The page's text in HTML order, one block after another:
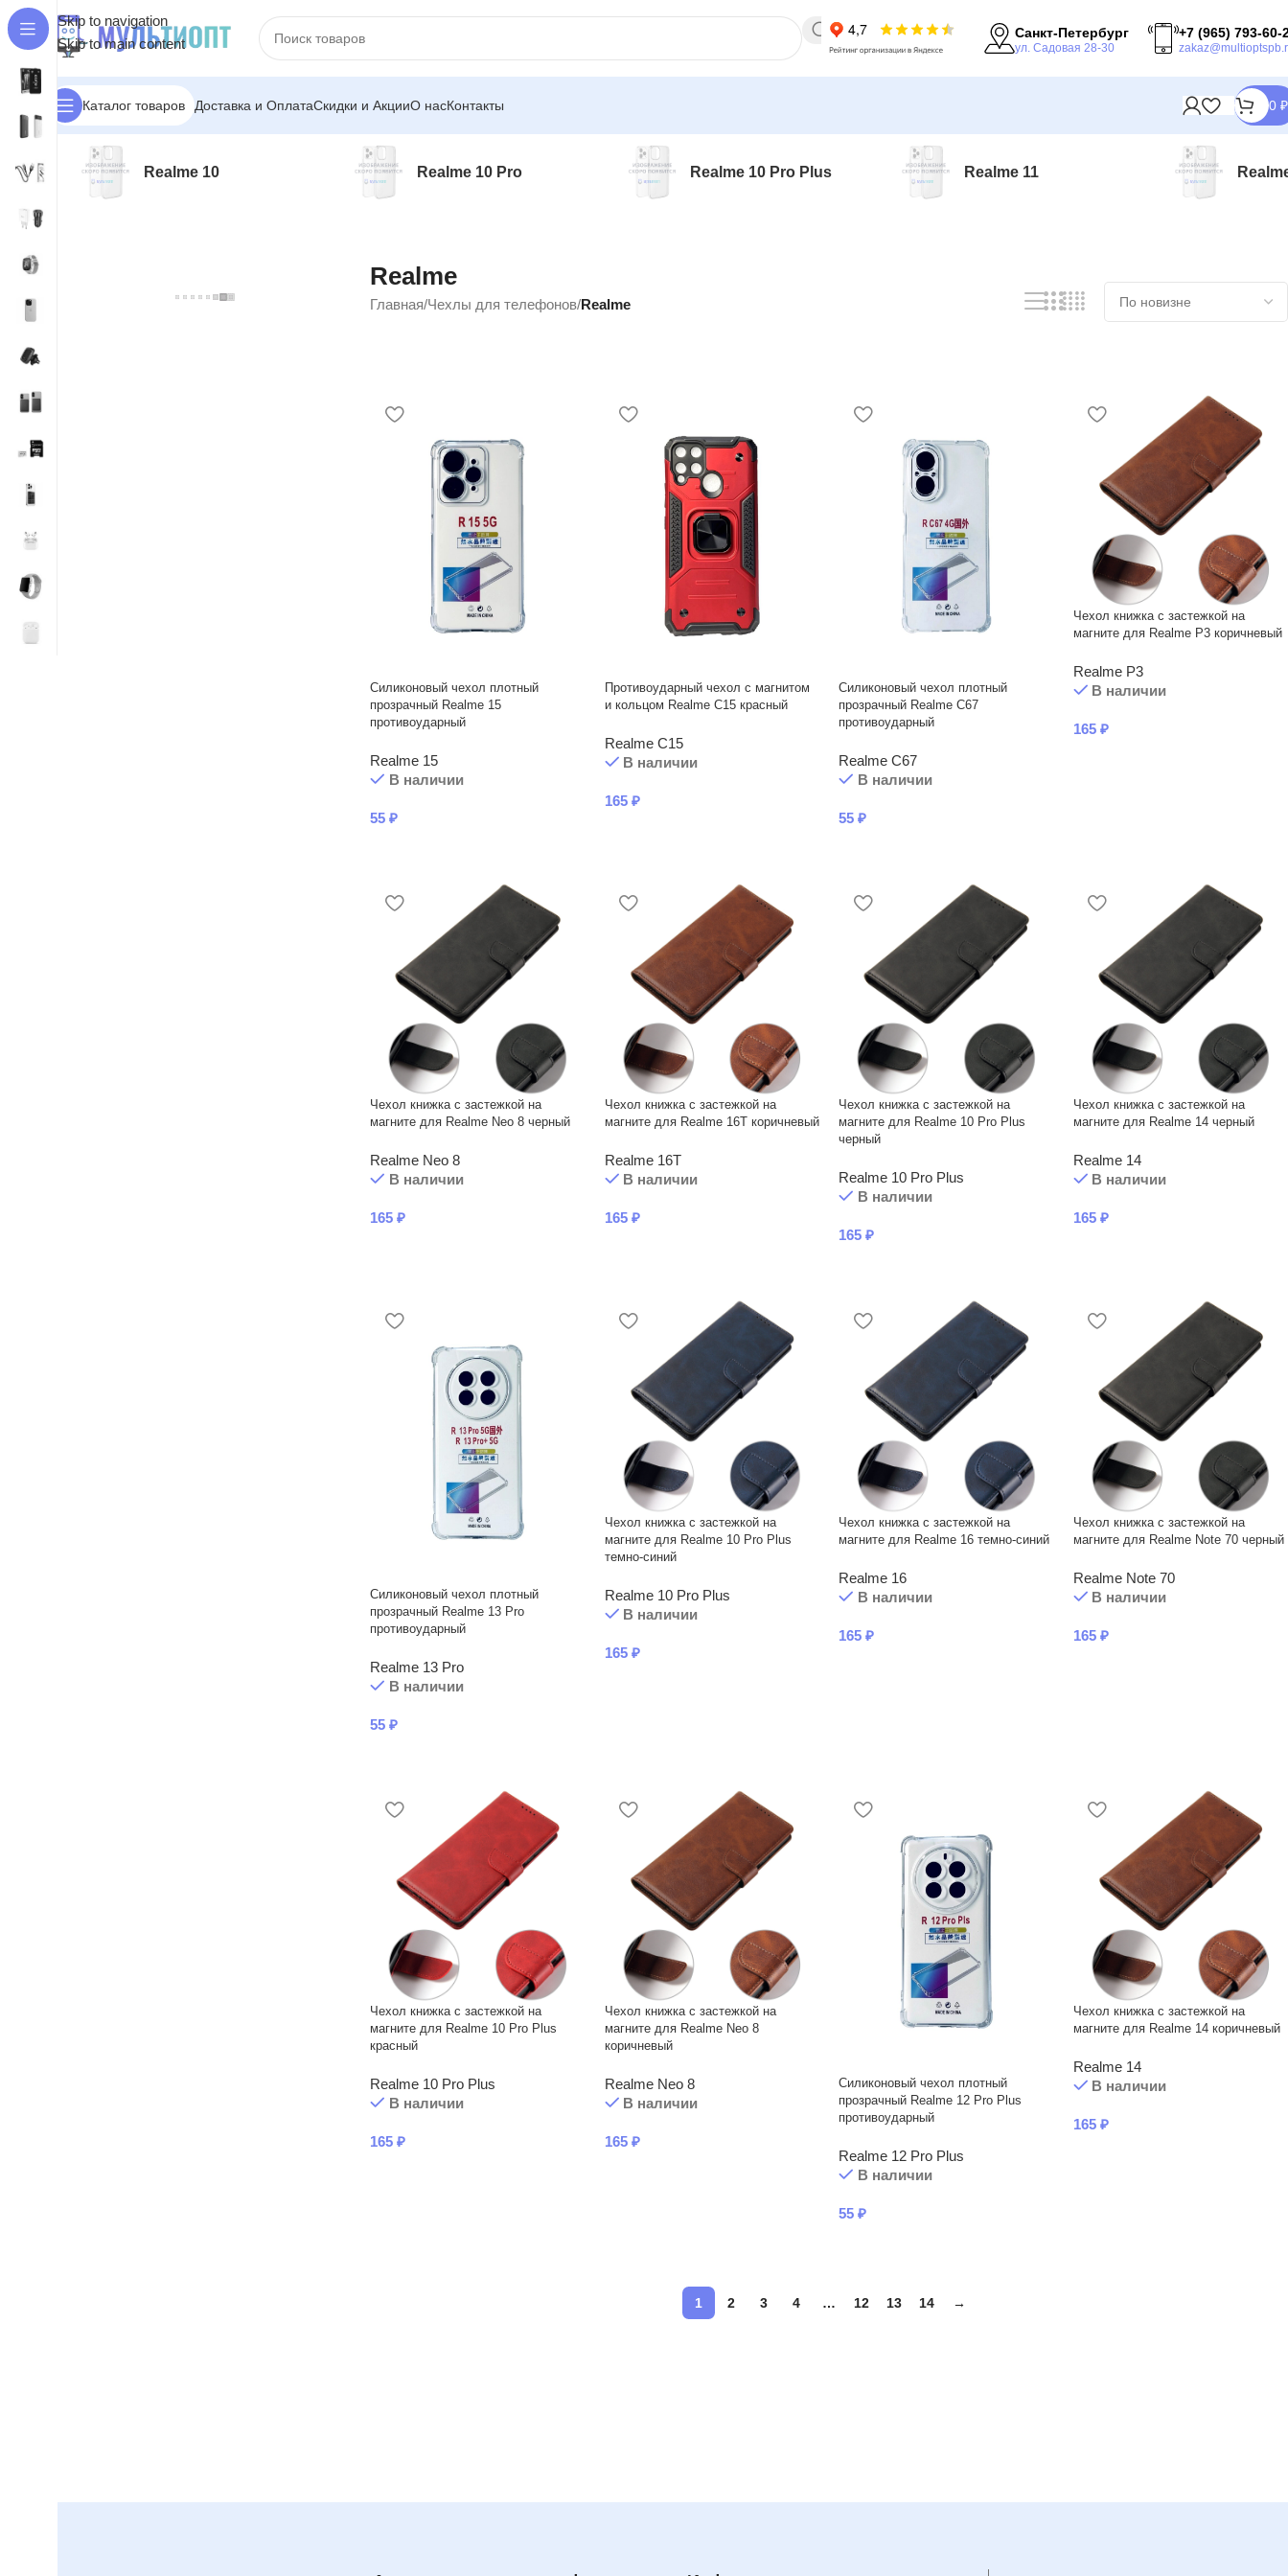
Skip to navigation
Skip to main content
Санкт-Петербург
ул. Садовая 28-30
+7 (965) 793-60-
Каталог товаров Доставка и ОплатаСкидки и АкцииО насКонтакты 0 ₽
Realme 10 Realme 10 Pro Realme 10 Pro Plus Realme 11
Realme
Главная/Чехлы для телефонов/Realme
Силиконовый чехол плотный
прозрачный Realme 15
противоударный
Realme 15
В наличии
55 ₽
Противоударный чехол с магнитом
и кольцом Realme C15 красный
Realme C15
В наличии
165 ₽
Силиконовый чехол плотный
прозрачный Realme C67
противоударный
Realme C67
В наличии
55 ₽
Чехол книжка с застежкой на
магните для Realme P3 коричневый
Realme P3
В наличии
165 ₽
Чехол книжка с застежкой на
магните для Realme Neo 8 черный
Realme Neo 8
В наличии
165 ₽
Чехол книжка с застежкой на
магните для Realme 16T коричневый
Realme 16T
В наличии
165 ₽
Чехол книжка с застежкой на
магните для Realme 10 Pro Plus
черный
Realme 10 Pro Plus
В наличии
165 ₽
Чехол книжка с застежкой на
магните для Realme 14 черный
Realme 14
В наличии
165 ₽
Силиконовый чехол плотный
прозрачный Realme 13 Pro
противоударный
Realme 13 Pro
В наличии
55 ₽
Чехол книжка с застежкой на
магните для Realme 10 Pro Plus
темно-синий
Realme 10 Pro Plus
В наличии
165 ₽
Чехол книжка с застежкой на
магните для Realme 16 темно-синий
Realme 16
В наличии
165 ₽
Чехол книжка с застежкой на
магните для Realme Note 70 черный
Realme Note 70
В наличии
165 ₽
Чехол книжка с застежкой на
магните для Realme 10 Pro Plus
красный
Realme 10 Pro Plus
В наличии
165 ₽
Чехол книжка с застежкой на
магните для Realme Neo 8
коричневый
Realme Neo 8
В наличии
165 ₽
Силиконовый чехол плотный
прозрачный Realme 12 Pro Plus
противоударный
Realme 12 Pro Plus
В наличии
55 ₽
Чехол книжка с застежкой на
магните для Realme 14 коричневый
Realme 14
В наличии
165 ₽
1 2 3 4 … 12 13 14 →